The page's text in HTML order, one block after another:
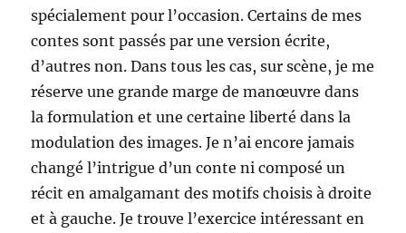
spécialement pour l’occasion. Certains de mes
contes sont passés par une version écrite,
d’autres non. Dans tous les cas, sur scène, je me
réserve une grande marge de manœuvre dans
la formulation et une certaine liberté dans la
modulation des images. Je n’ai encore jamais
changé l’intrigue d’un conte ni composé un
récit en amalgamant des motifs choisis à droite
et à gauche. Je trouve l’exercice intéressant en